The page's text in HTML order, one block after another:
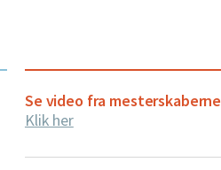
Se video fra mesterskaberne
Klik her